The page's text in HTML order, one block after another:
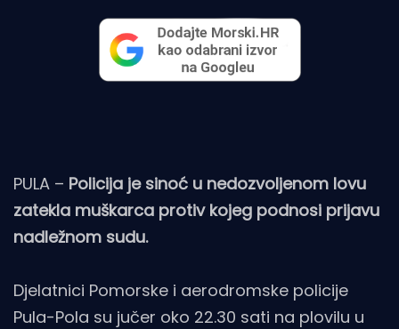
PULA – Policija je sinoć u nedozvoljenom lovu
zatekla muškarca protiv kojeg podnosi prijavu
nadležnom sudu.
Djelatnici Pomorske i aerodromske policije
Pula-Pola su jučer oko 22.30 sati na plovilu u